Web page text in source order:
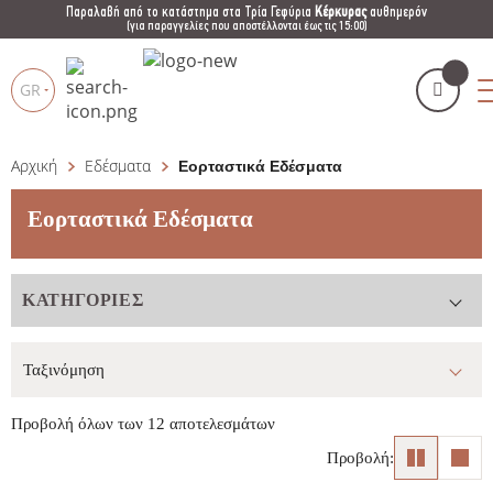
Παραλαβή από το κατάστημα στα Τρία Γεφύρια Κέρκυραςαυθημερόν
(για παραγγελίες που αποστέλλονται έως τις 15:00)
GR
Products Το καλάθι μου ()
Αρχική Εδέσματα Εορταστικά Εδέσματα
Εορταστικά Εδέσματα
ΚΑΤΗΓΟΡΊΕΣ
Προβολή όλων των 12 αποτελεσμάτων
Προβολή: